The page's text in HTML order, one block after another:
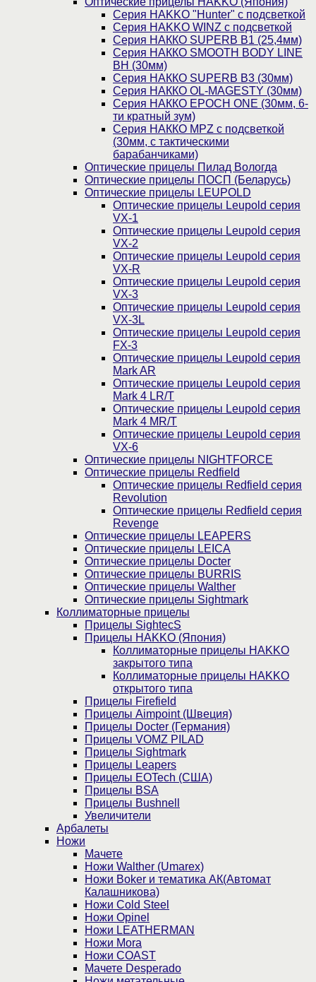
Cерия HAKKO "Hunter" с подсветкой
Серия НAKKO WINZ с подсветкой
Серия НАККО SUPERB B1 (25,4мм)
Серия НАККО SMOOTH BODY LINE
BH (30мм)
Серия НАККО SUPERB B3 (30мм)
Серия НАККО OL-MAGESTY (30мм)
Серия НАККО EPOCH ONE (30мм, 6-
ти кратный зум)
Серия НАККО MPZ с подсветкой
(30мм, c тактическими
барабанчиками)
Оптические прицелы Пилад Вологда
Оптические прицелы ПОСП (Беларусь)
Оптические прицелы LEUPOLD
Оптические прицелы Leupold серия
VX-1
Оптические прицелы Leupold серия
VX-2
Оптические прицелы Leupold серия
VX-R
Оптические прицелы Leupold серия
VX-3
Оптические прицелы Leupold серия
VX-3L
Оптические прицелы Leupold серия
FX-3
Оптические прицелы Leupold серия
Mark AR
Оптические прицелы Leupold серия
Mark 4 LR/T
Оптические прицелы Leupold серия
Mark 4 MR/T
Оптические прицелы Leupold серия
VX-6
Оптические прицелы NIGHTFORCE
Оптические прицелы Redfield
Оптические прицелы Redfield серия
Revolution
Оптические прицелы Redfield серия
Revenge
Оптические прицелы LEAPERS
Оптические прицелы LEICA
Оптические прицелы Docter
Оптические прицелы BURRIS
Оптические прицелы Walther
Оптические прицелы Sightmark
Коллиматорные прицелы
Прицелы SightecS
Прицелы HAKKO (Япония)
Коллиматорные прицелы HAKKO
закрытого типа
Коллиматорные прицелы HAKKO
открытого типа
Прицелы Firefield
Прицелы Aimpoint (Швеция)
Прицелы Docter (Германия)
Прицелы VOMZ PILAD
Прицелы Sightmark
Прицелы Leapers
Прицелы EOTech (США)
Прицелы BSA
Прицелы Bushnell
Увеличители
Арбалеты
Ножи
Мачете
Ножи Walther (Umarex)
Ножи Boker и тематика АК(Автомат
Калашникова)
Ножи Cold Steel
Ножи Opinel
Ножи LEATHERMAN
Ножи Mora
Ножи COAST
Мачете Desperado